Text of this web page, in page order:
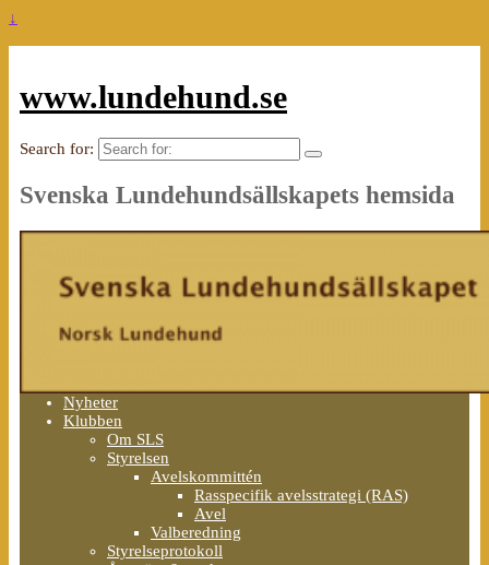
↓
www.lundehund.se
Search for:
Svenska Lundehundsällskapets hemsida
Nyheter
Klubben
Om SLS
Styrelsen
Avelskommittén
Rasspecifik avelsstrategi (RAS)
Avel
Valberedning
Styrelseprotokoll